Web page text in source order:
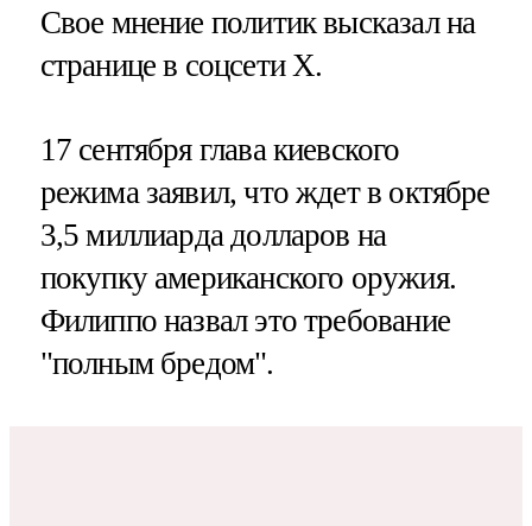
Свое мнение политик высказал на
странице в соцсети X.
17 сентября глава киевского
режима заявил, что ждет в октябре
3,5 миллиарда долларов на
покупку американского оружия.
Филиппо назвал это требование
"полным бредом".